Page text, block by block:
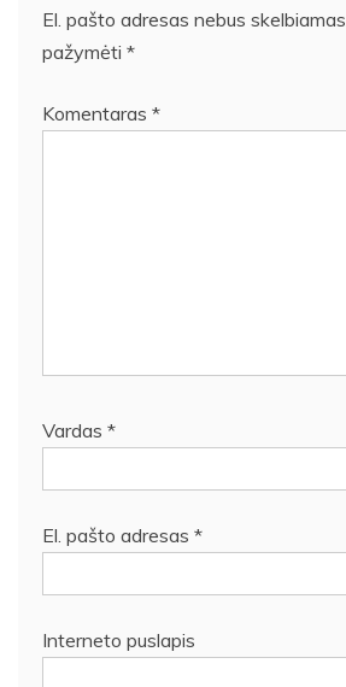
El. pašto adresas nebus skelbiamas.
pažymėti *
Komentaras *
Vardas *
El. pašto adresas *
Interneto puslapis